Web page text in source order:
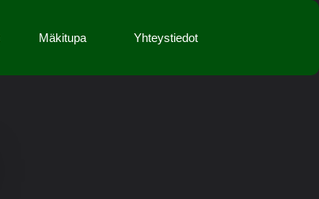
Mäkitupa Yhteystiedot